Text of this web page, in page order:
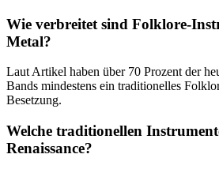
Wie verbreitet sind Folklore-
Metal?
Laut Artikel haben über 70 Prozent der
Bands mindestens ein traditionelles
Besetzung.
Welche traditionellen
Renaissance?